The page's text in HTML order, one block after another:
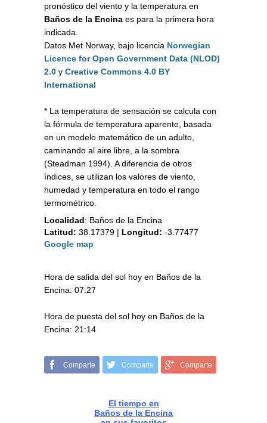
pronóstico del viento y la temperatura en
Baños de la Encina es para la primera hora
indicada.
Datos Met Norway, bajo licencia Norwegian
Licence for Open Government Data (NLOD)
2.0 y Creative Commons 4.0 BY
International
* La temperatura de sensación se calcula con
la fórmula de temperatura aparente, basada
en un modelo matemático de un adulto,
caminando al aire libre, a la sombra
(Steadman 1994). A diferencia de otros
índices, se utilizan los valores de viento,
humedad y temperatura en todo el rango
termométrico.
Localidad: Baños de la Encina
Latitud: 38.17379 | Longitud: -3.77477
Google map
Hora de salida del sol hoy en Baños de la
Encina: 07:27
Hora de puesta del sol hoy en Baños de la
Encina: 21:14
Comparte Comparte Comparte
El tiempo en
Baños de la Encina